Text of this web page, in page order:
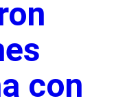
con